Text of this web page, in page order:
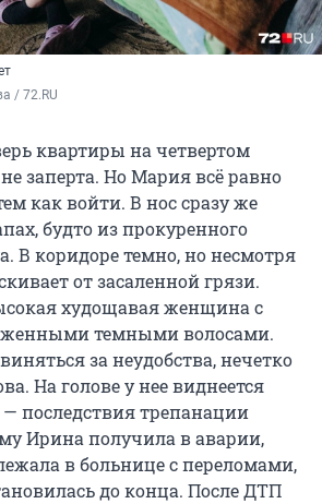
/ 72.RU
квартиры на четвертом
заперта. Но Мария всё равно
как войти. В нос сразу же
будто из прокуренного
В коридоре темно, но несмотря
от засаленной грязи.
худощавая женщина с
темными волосами.
за неудобства, нечетко
На голове у нее виднеется
последствия трепанации
Ирина получила в аварии,
в больнице с переломами,
до конца. После ДТП